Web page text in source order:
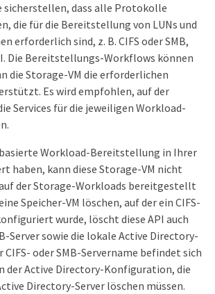
sicherstellen, dass alle Protokolle
die für die Bereitstellung von LUNs und
erforderlich sind, z. B. CIFS oder SMB,
Die Bereitstellungs-Workflows können
die Storage-VM die erforderlichen
Es wird empfohlen, auf der
Services für die jeweiligen Workload-
basierte Workload-Bereitstellung in Ihrer
haben, kann diese Storage-VM nicht
der Storage-Workloads bereitgestellt
Speicher-VM löschen, auf der ein CIFS-
wurde, löscht diese API auch
Server sowie die lokale Active Directory-
oder SMB-Servername befindet sich
der Active Directory-Konfiguration, die
Directory-Server löschen müssen.